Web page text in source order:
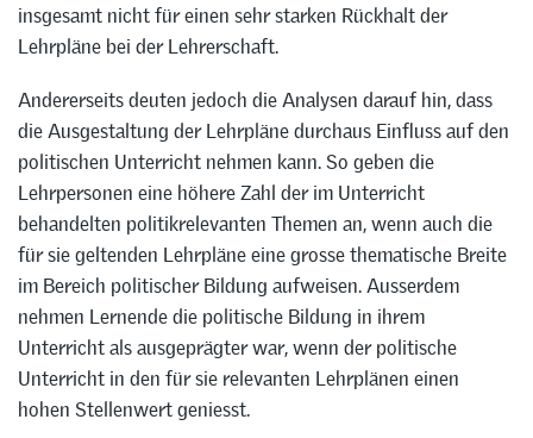
insgesamt nicht für einen sehr starken Rückhalt der
Lehrpläne bei der Lehrerschaft.
Andererseits deuten jedoch die Analysen darauf hin, dass
die Ausgestaltung der Lehrpläne durchaus Einfluss auf den
politischen Unterricht nehmen kann. So geben die
Lehrpersonen eine höhere Zahl der im Unterricht
behandelten politikrelevanten Themen an, wenn auch die
für sie geltenden Lehrpläne eine grosse thematische Breite
im Bereich politischer Bildung aufweisen. Ausserdem
nehmen Lernende die politische Bildung in ihrem
Unterricht als ausgeprägter war, wenn der politische
Unterricht in den für sie relevanten Lehrplänen einen
hohen Stellenwert geniesst.